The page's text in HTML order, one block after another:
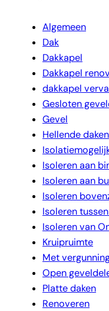
Algemeen
Dak
Dakkapel
Dakkapel
dakkapel
Gesloten
Gevel
Hellende daken
Isoleren aan
Isoleren aan
Isoleren
Isoleren
Isoleren van
Kruipruimte
Met
Open
Platte daken
Renoveren